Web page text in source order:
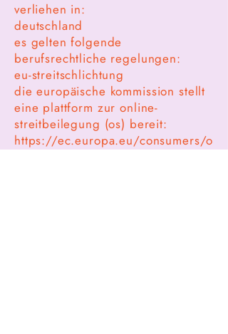
verliehen in:
deutschland
es gelten folgende
berufsrechtliche regelungen:
eu-streitschlichtung
die europäische kommission stellt
eine plattform zur online-
streitbeilegung (os) bereit:
https://ec.europa.eu/consumers/o